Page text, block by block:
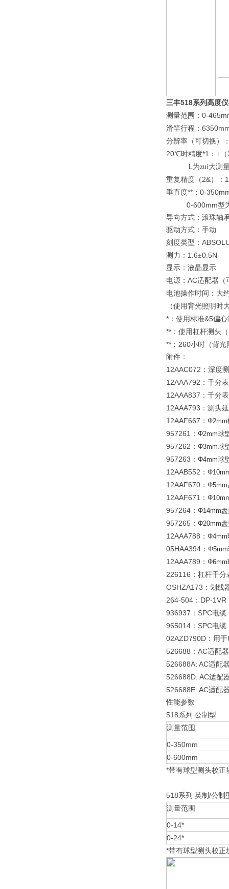
三丰518系列高度
测量范围： 0-
滑竿行程：
分辨率（可切换）
20℃时精度*1 ：±（
L 为zui大测
重复精度（ 2&）：
垂直度** ： 0-
0-600mm型
导向方式：滚珠轴
驱动方式：手动
刻度类型：
测力： 1.6±0.5N
显示：液晶显示
电源： AC适配器（
电池操作时间：大
（使用背光照明时
* ：使用标准&5偏心
** ：使用杠杆测头（
** ： 260小时（背光
附件：
12AAC072 ：深度
12AAA792 ：千分
12AAA837 ：千分
12AAA793 ：测头
12AAF667 ： Φ2mm
957261 ： Φ2mm球
957262 ： Φ3mm球
957263 ： Φ4mm球
12AAB552 ：
12AAF670 ： Φ5mm
12AAF671 ：
957264 ： Φ14mm
957265 ： Φ20mm
12AAA788 ： Φ4mm
05HAA394 ： Φ5mm
12AAA789 ： Φ6mm
226116 ：杠杆千
OSHZA173 ：划线
264-504 ： DP-1VR
936937 ： SPC电缆
965014 ： SPC电缆
02AZD790D ：用于
526688 ： AC适配
526688A: AC适配
526688D: AC适配
526688E: AC适配
性能参数
518系列 公制型
测量范围
0-350mm
0-600mm
*带有球型测头校正
518系列 英制 /公制
测量范围
0-14*
0-24*
*带有球型测头校正